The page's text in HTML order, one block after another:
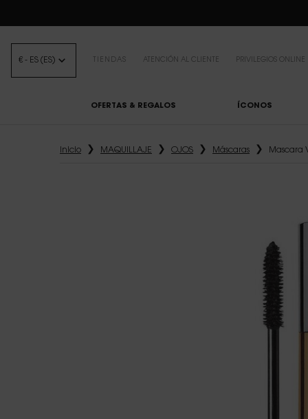
€ - ES (ES) TIENDAS ATENCIÓN AL CLIENTE PRIVILEGIOS ONLINE
OFERTAS & REGALOS ÍCONOS
Inicio MAQUILLAJE OJOS Máscaras Mascara